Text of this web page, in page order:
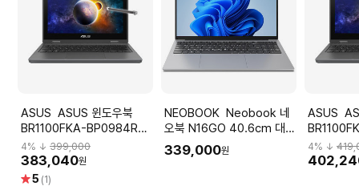
ASUS ASUS 윈도우북
BR1100FKA-BP0984RA
W10Pro/인텔Cel-
N5100/4GB/128GB/펜포
함
4% ↓ 399,000
383,040원
별5 (1)
NEOBOOK Neobook 네
오북 N16GO 40.6cm 대화
면 고해상도 윈도우11 정품
8GB 128GB SSD 노트북
339,000원
ASUS ASUS 윈도우북
(Intel
N5100/
4% ↓